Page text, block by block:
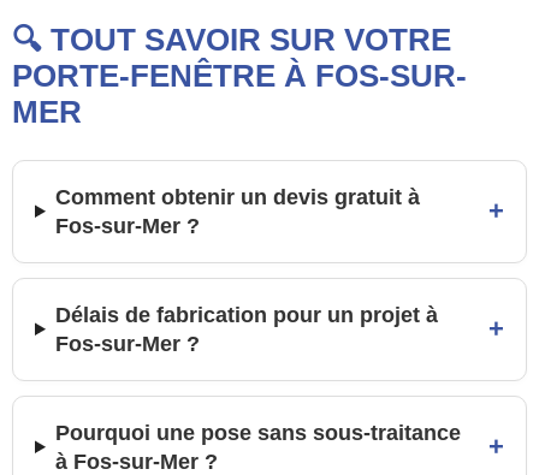
🔍 TOUT SAVOIR SUR VOTRE
PORTE-FENÊTRE À FOS-SUR-
MER
Comment obtenir un devis gratuit à
Fos-sur-Mer ?
+
Délais de fabrication pour un projet à
Fos-sur-Mer ?
+
Pourquoi une pose sans sous-traitance
à Fos-sur-Mer ?
+